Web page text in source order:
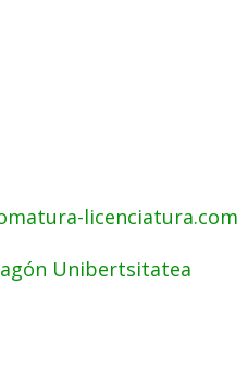
licenciatura.com
Unibertsitatea